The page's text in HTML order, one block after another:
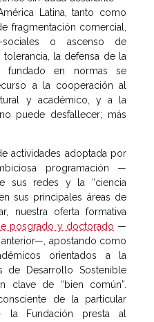
Latina, tanto como
fragmentación comercial,
sociales o ascenso de
la defensa de la
fundado en normas se
a la cooperación al
y académico, y a la
puede desfallecer; más
actividades adoptada por
programación —
sus redes y la “ciencia
sus principales áreas de
nuestra oferta formativa
posgrado y doctorado —
apostando como
orientados a la
de Desarrollo Sostenible
clave de “bien común”.
de la particular
la Fundación presta al